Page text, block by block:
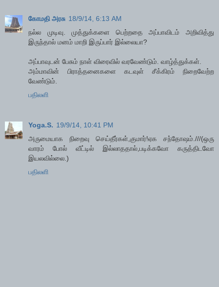
கோமதி அரசு 18/9/14, 6:13 AM
நல்ல முடிவு. முத்துக்களை பெற்றதை அப்பாவிடம் அறிவித்து
இருந்தால் மனம் மாறி இருப்பார் இல்லையா?
அப்பாவுடன் பேசும் நாள் விரைவில் வரவேண்டும். வாழ்த்துக்கள்.
அம்மாவின் பிராத்தனைகளை கடவுள் சீக்கிரம் நிறைவேற்ற
வேண்டும்.
பதிலளி
Yoga.S. 19/9/14, 10:41 PM
அருமையாக நிறைவு செய்தீர்கள்,குமார்!ஏக சந்தோஷம்.///(ஒரு
வாரம் போல் வீட்டில் இல்லாததால்,படிக்கவோ கருத்திடவோ
இயலவில்லை.)
பதிலளி